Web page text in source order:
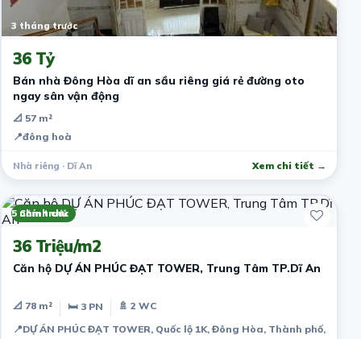
3 tháng trước
36 Tỷ
Bán nhà Đông Hòa dĩ an sầu riêng giá rẻ đường oto
ngay sân vận động
📐 57 m²
📍đông hoà
Nhà riêng · Dĩ An Xem chi tiết →
Chính chủ
5 năm trước
36 Triệu/m2
Căn hộ DỰ ÁN PHÚC ĐẠT TOWER, Trung Tâm TP.Dĩ An
📐 78 m² 🛏 3 PN
🚿 2 WC
📍DỰ ÁN PHÚC ĐẠT TOWER, Quốc lộ 1K, Đông Hòa, Thành phố, Bình